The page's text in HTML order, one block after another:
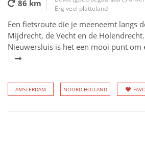
86 km
Erg veel platteland
Een fietsroute die je meeneemt langs
Mijdrecht, de Vecht en de
Nieuwersluis is het een mooi punt om
AMSTERDAM NOORD-HOLLAND